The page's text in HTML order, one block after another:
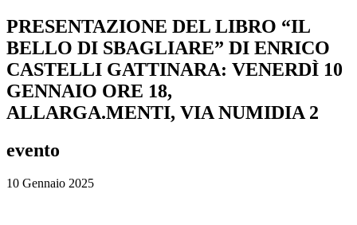
PRESENTAZIONE DEL LIBRO “IL
BELLO DI SBAGLIARE” DI ENRICO
CASTELLI GATTINARA: VENERDÌ 10
GENNAIO ORE 18,
ALLARGA.MENTI, VIA NUMIDIA 2
evento
10 Gennaio 2025